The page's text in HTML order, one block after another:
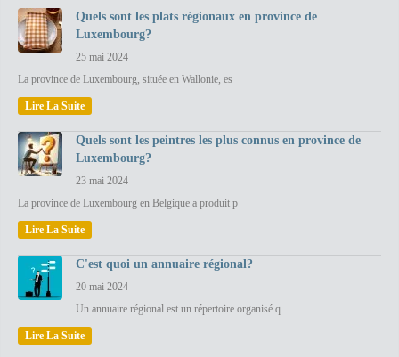
Quels sont les plats régionaux en province de
Luxembourg?
25 mai 2024
La province de Luxembourg, située en Wallonie, es
Lire La Suite
Quels sont les peintres les plus connus en province de
Luxembourg?
23 mai 2024
La province de Luxembourg en Belgique a produit p
Lire La Suite
C'est quoi un annuaire régional?
20 mai 2024
Un annuaire régional est un répertoire organisé q
Lire La Suite